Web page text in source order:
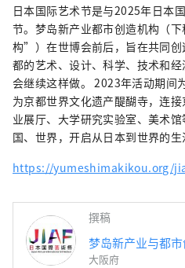
日本各地的网络平
济社会之间的良性
满光彩的美好未来
与世界各国在多元
领域拓展合作共创
岛新产业都市创造
健康都市设计研究
厦，大阪市北区梅
06-6136-8803
日本国际艺术节是与2025年日本
节。梦岛新产业都市创造机构（
构”）在世博会前后，旨在共同创
都的艺术、设计、科学、技术和
会继续这样做。 2023年活动期间
为京都世界文化遗产醍醐寺，连
业展厅、大学研究实验室、美术
国、世界，开启从日本到世界的生
https://yumeshimakikou.org/
撰稿
梦岛新产业与都
大阪府